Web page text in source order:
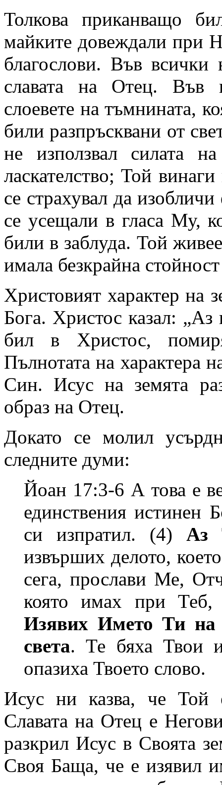
Толкова приканващо
майките довеждали при
благослови. Във всички
славата на Отец. Във
слоевете на тъмнината,
били разпръсквани от
не използвал силата
ласкателство; Той
се страхувал да
се усещали в гласа Му,
били в заблуда. Той
имала безкрайна
Христовият характер на
Бога. Христос казал:
бил в Христос,
Пълнотата на характера
Син. Исус на земята
образ на Отец.
Докато се молил
следните думи:
Йоан 17:3-6 А това е
единствения истинен
си изпратил. (4) Аз
извърших делото,
сега, прослави Ме,
която имах при
Изявих Името Ти на
света. Те бяха Твои
опазиха Твоето слово.
Исус ни казва, че Той
Славата на Отец е
разкрил Исус в Своята
Своя Баща, че е изявил